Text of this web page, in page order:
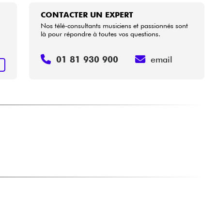
CONTACTER UN EXPERT
Nos télé-consultants musiciens et passionnés sont
là pour répondre à toutes vos questions.
01 81 930 900 email